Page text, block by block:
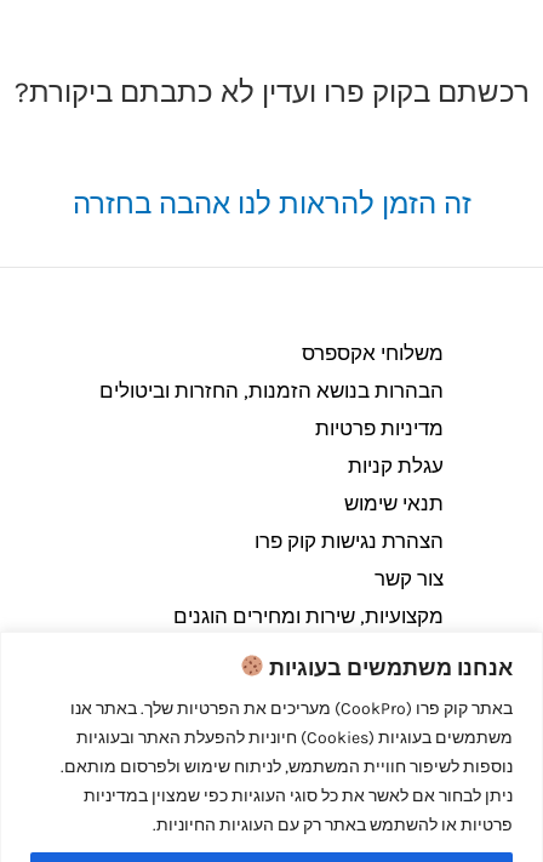
אנחנו משתמשים בעוגיות
באתר קוק פרו (CookPro) מעריכים את הפרטיות שלך. באתר אנו
משתמשים בעוגיות (Cookies) חיוניות להפעלת האתר ובעוגיות
נוספות לשיפור חוויית המשתמש, לניתוח שימוש ולפרסום מותאם.
ניתן לבחור אם לאשר את כל סוגי העוגיות כפי שמצוין במדיניות
פרטיות או להשתמש באתר רק עם העוגיות החיוניות.
רכשתם בקוק פרו ועדין לא כתבתם ביקורת?
זה הזמן להראות לנו אהבה בחזרה
משלוחי אקספרס
הבהרות בנושא הזמנות, החזרות וביטולים​
מדיניות פרטיות
עגלת קניות
תנאי שימוש
הצהרת נגישות קוק פרו
צור קשר
מקצועיות, שירות ומחירים הוגנים
Copyright © 2026 קוק פרו - לבשל כמו מקצוענים